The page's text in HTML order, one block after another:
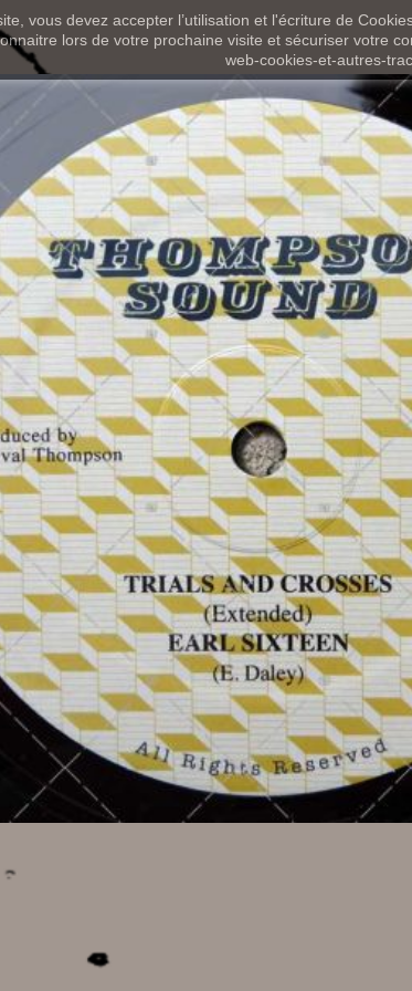
vous devez accepter l’utilisation et l'écriture de
lors de votre prochaine visite et sécuriser votre
web-cookies-et-autres-